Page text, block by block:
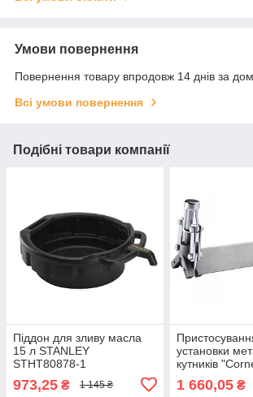
Умови повернення
Повернення товару впродовж 14 днів за
Всі умови повернення
Подібні товари компанії
Піддон для зливу масла
15 л STANLEY
STHT80878-1
973,25 ₴ 1 145 ₴
установки
кутників
Clincher"
16132
1 660,05₴